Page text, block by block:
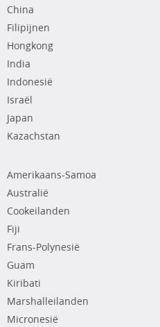
China
Filipijnen
Hongkong
India
Indonesië
Israël
Japan
Kazachstan
Amerikaans-Samoa
Australië
Cookeilanden
Fiji
Frans-Polynesië
Guam
Kiribati
Marshalleilanden
Micronesië